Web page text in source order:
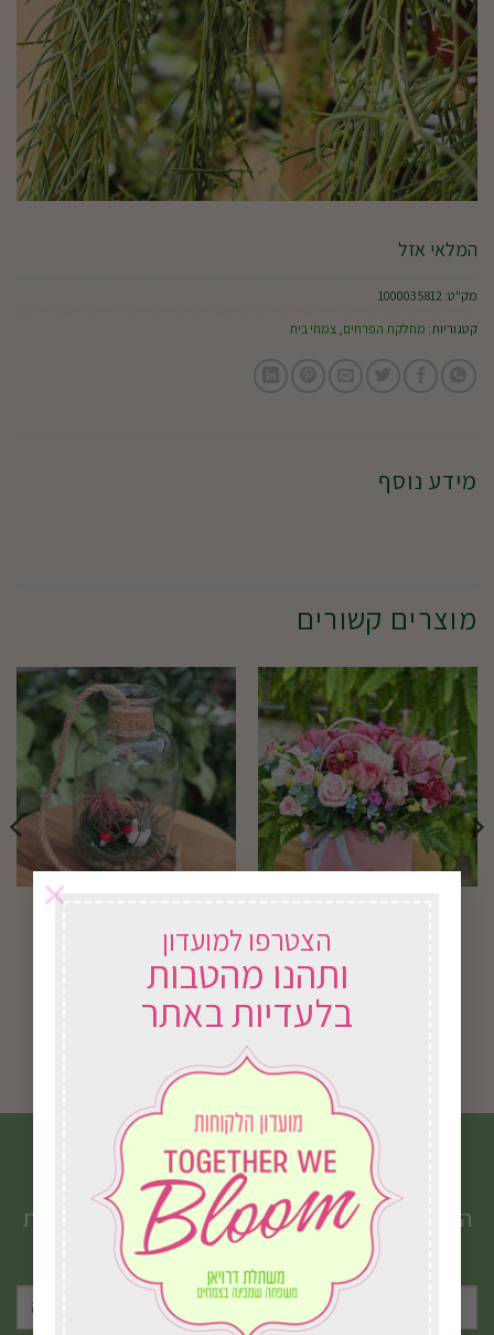
הצטרפו למועדון
ותהנו מהטבות
בלעדיות באתר
×
המלאי אזל
מק"ט:1000035812
קטגוריות: מחלקת הפרחים,צמחי בית
מידע נוסף
מוצרים קשורים
₪
בחירת אפשרויות
170.00
בחירת אפשרויות
הצטרפו לניוזלטר שלנו
הטבות, מבצעים, עדכונים וטיפים חמים ישירות לתיבת
המייל שלכם.